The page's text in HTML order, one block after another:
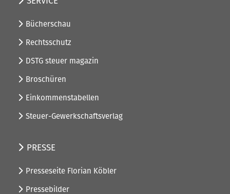
Bücherschau
Rechtsschutz
DSTG steuer magazin
Broschüren
Einkommenstabellen
Steuer-Gewerkschaftsverlag
PRESSE
Presseseite Florian Köbler
Pressebilder